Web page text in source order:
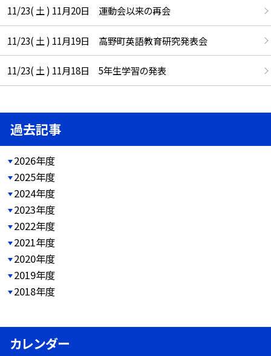
11/23( 土 ) 11月20日 運動会以来の再会
11/23( 土 ) 11月19日 高野町英語教育研究発表会
11/23( 土 ) 11月18日 5年生学習の発表
過去記事
2026年度
2025年度
2024年度
2023年度
2022年度
2021年度
2020年度
2019年度
2018年度
カレンダー